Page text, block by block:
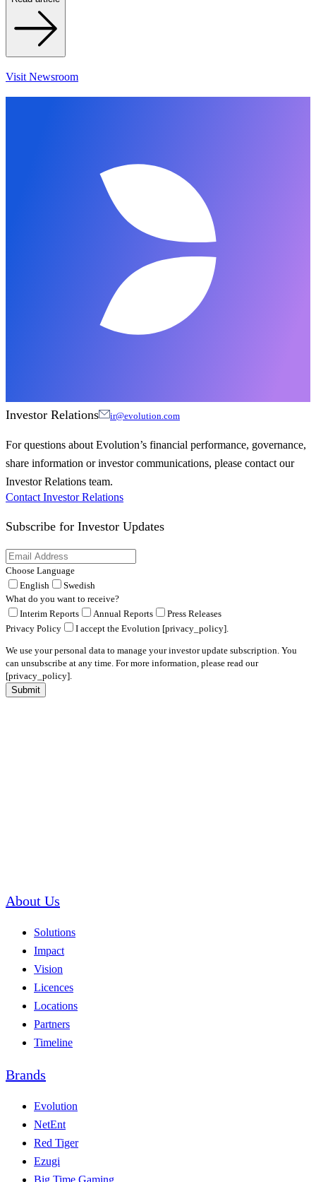
Visit Newsroom
Investor Relations ir@evolution.com
For questions about Evolution’s financial performance, governance,
share information or investor communications, please contact our
Investor Relations team.
Contact Investor Relations
Subscribe for Investor Updates
Choose Language
English
Swedish
What do you want to receive?
Interim Reports
Annual Reports
Press Releases
Privacy Policy
I accept the Evolution [privacy_policy].
We use your personal data to manage your investor update subscription. You
can unsubscribe at any time. For more information, please read our
[privacy_policy].
Submit
About Us
Solutions
Impact
Vision
Licences
Locations
Partners
Timeline
Brands
Evolution
NetEnt
Red Tiger
Ezugi
Big Time Gaming